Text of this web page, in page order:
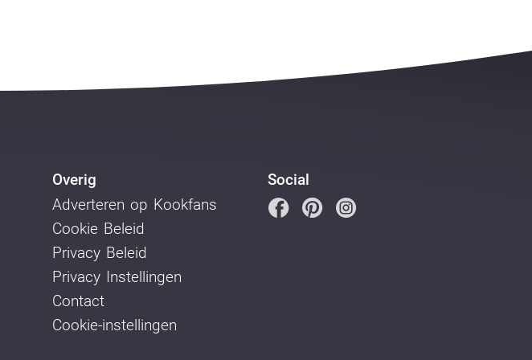
Overig
Adverteren op Kookfans
Cookie Beleid
Privacy Beleid
Privacy Instellingen
Contact
Cookie-instellingen
Social